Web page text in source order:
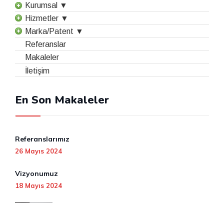
Kurumsal ▼
Hizmetler ▼
Marka/Patent ▼
Referanslar
Makaleler
İletişim
En Son Makaleler
Referanslarımız
26 Mayıs 2024
Vizyonumuz
18 Mayıs 2024